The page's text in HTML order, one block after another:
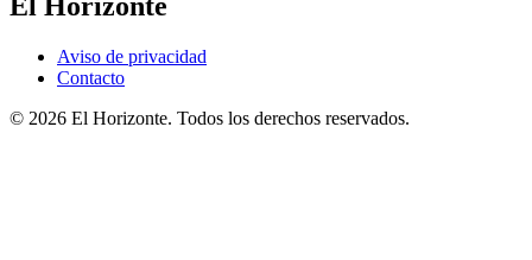
El Horizonte
Aviso de privacidad
Contacto
© 2026 El Horizonte. Todos los derechos reservados.